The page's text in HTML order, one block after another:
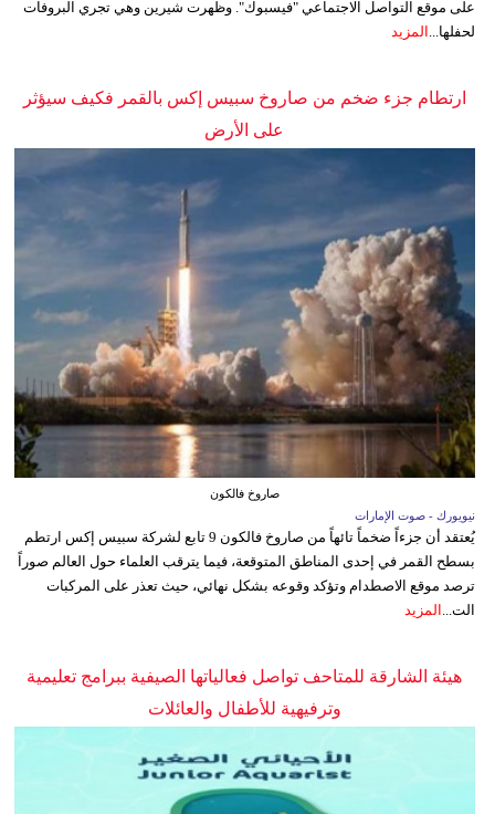
على موقع التواصل الاجتماعي "فيسبوك". وظهرت شيرين وهي تجري البروفات
لحفلها... المزيد
ارتطام جزء ضخم من صاروخ سبيس إكس بالقمر فكيف سيؤثر
على الأرض
صاروخ فالكون
نيويورك - صوت الإمارات
يُعتقد أن جزءاً ضخماً تائهاً من صاروخ فالكون 9 تابع لشركة سبيس إكس ارتطم
بسطح القمر في إحدى المناطق المتوقعة، فيما يترقب العلماء حول العالم صوراً
ترصد موقع الاصطدام وتؤكد وقوعه بشكل نهائي، حيث تعذر على المركبات
الت...
المزيد
هيئة الشارقة للمتاحف تواصل فعالياتها الصيفية ببرامج تعليمية
وترفيهية للأطفال والعائلات